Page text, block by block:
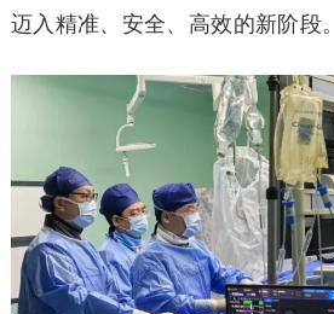
迈入精准、安全、高效的新阶段。